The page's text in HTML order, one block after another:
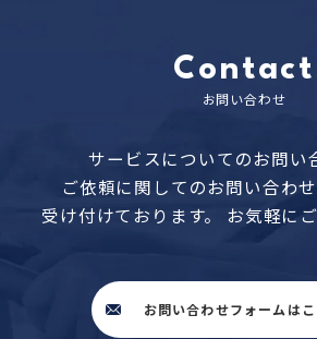
Contact
お問い合わせ
サービスについてのお問い
ご依頼に関してのお問い合わ
受け付けております。
お気軽に
お問い合わせフォームは